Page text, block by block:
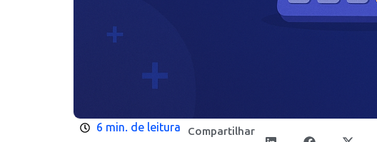
6 min. de leitura Compartilhar